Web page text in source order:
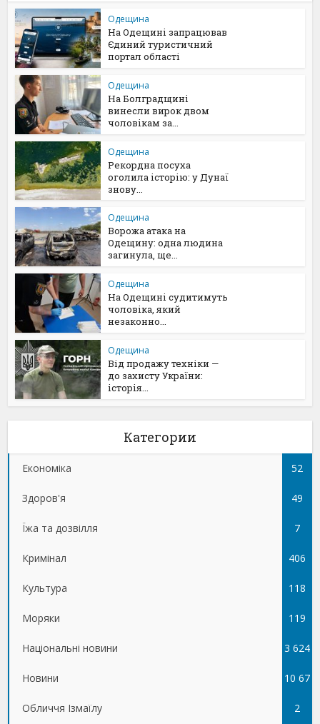
Одещина
На Одещині запрацював
Єдиний туристичний
портал області
Одещина
На Болградщині
винесли вирок двом
чоловікам за...
Одещина
Рекордна посуха
оголила історію: у Дунаї
знову...
Одещина
Ворожа атака на
Одещину: одна людина
загинула, ще...
Одещина
На Одещині судитимуть
чоловіка, який
незаконно...
Одещина
Від продажу техніки —
до захисту України:
історія...
Категории
Економіка 52
Здоров'я 49
Їжа та дозвілля 7
Кримінал 406
Культура 118
Моряки 119
Національні новини 3 624
Новини 10 67
5
Обличчя Ізмаїлу 2